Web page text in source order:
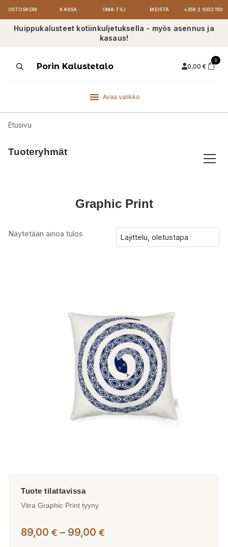
OSTOSKORI KASSA OMA TILI MEISTÄ +358 2 6333 150
Huippukalusteet kotiinkuljetuksella - myös asennus ja
kasaus!
ProductsPorin Kalustetalo 0,00 €
0
Avaa valikko
Etusivu
Tuoteryhmät
Graphic Print
Näytetään ainoa tulos
Vitra Graphic Print tyyny
89,00 € – 99,00 €